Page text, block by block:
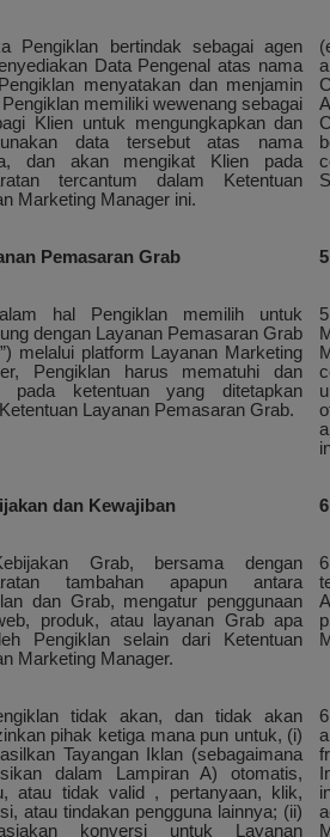
Pengiklan bertindak sebagai agen
Data Pengenal atas nama
menyatakan dan menjamin
Pengiklan memiliki wewenang sebagai
Klien untuk mengungkapkan dan
data tersebut atas nama
dan akan mengikat Klien pada
tercantum dalam Ketentuan
Marketing Manager ini.
Pemasaran Grab
hal Pengiklan memilih untuk
dengan Layanan Pemasaran Grab
”) melalui platform Layanan Marketing
Pengiklan harus mematuhi dan
pada ketentuan yang ditetapkan
Layanan Pemasaran Grab.
dan Kewajiban
Grab, bersama dengan
tambahan apapun antara
dan Grab, mengatur penggunaan
produk, atau layanan Grab apa
Pengiklan selain dari Ketentuan
Marketing Manager.
tidak akan, dan tidak akan
pihak ketiga mana pun untuk, (i)
Tayangan Iklan (sebagaimana
dalam Lampiran A) otomatis,
atau tidak valid , pertanyaan, klik,
atau tindakan pengguna lainnya; (ii)
konversi untuk Layanan